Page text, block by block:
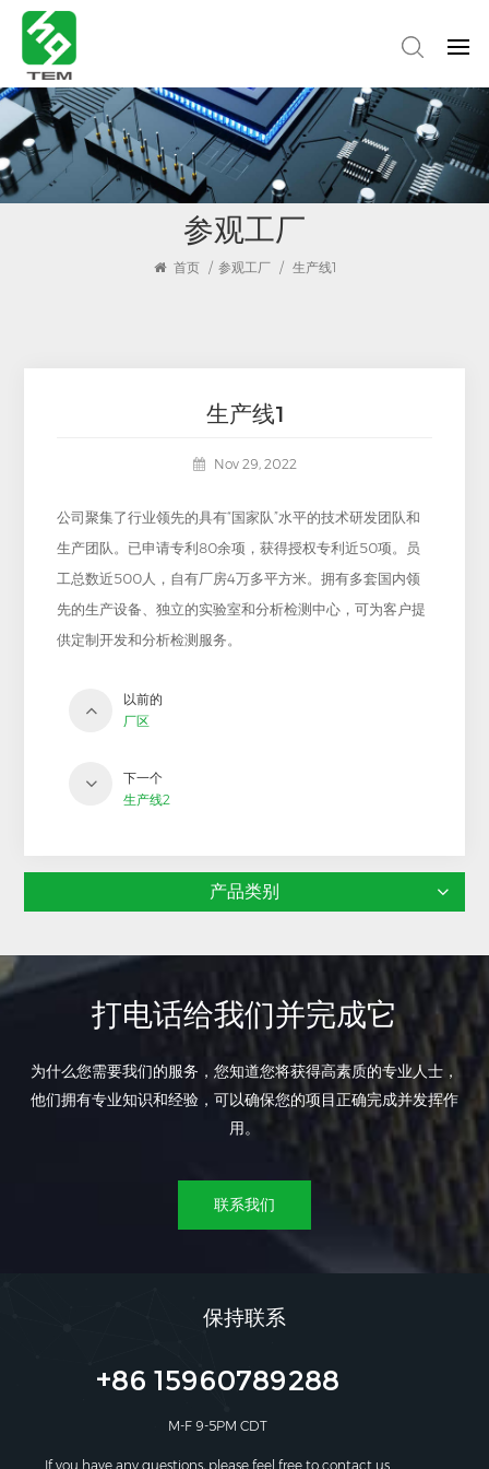
参观工厂
首页 / 参观工厂 / 生产线1
生产线1
Nov 29, 2022
公司聚集了行业领先的具有“国家队”水平的技术研发团队和
生产团队。已申请专利80余项，获得授权专利近50项。员
工总数近500人，自有厂房4万多平方米。拥有多套国内领
先的生产设备、独立的实验室和分析检测中心，可为客户提
供定制开发和分析检测服务。
以前的
厂区
下一个
生产线2
产品类别
打电话给我们并完成它
为什么您需要我们的服务，您知道您将获得高素质的专业人士，
他们拥有专业知识和经验，可以确保您的项目正确完成并发挥作
用。
联系我们
保持联系
+86 15960789288
M-F 9-5PM CDT
If you have any questions, please feel free to contact us.